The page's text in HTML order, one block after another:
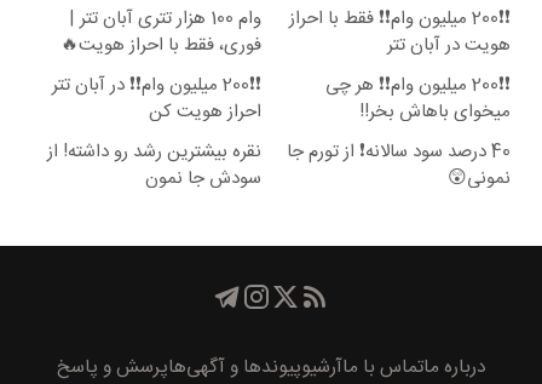
❗❗200 میلیون وام❗❗ فقط با احراز
هویت در آبان تتر
وام 100 هزار تتری آبان تتر |
فوری، فقط با احراز هویت🔥
❗❗200 میلیون وام❗❗ هر چی
میخوای باهاش بخر!!
❗❗200 میلیون وام❗❗ در آبان تتر
احراز هویت کن
40 درصد سود سالانه❗ از تورم جا
نمونی😲
نقره بیشترین رشد رو داشته! از
سودش جا نمون
درباره ماتماس با ماآرشیوپیوند‌ها و آگهی‌هاپرسش و پاسخ